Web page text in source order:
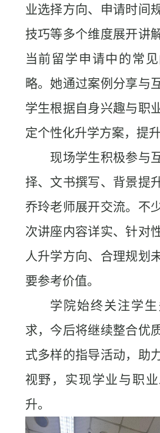
业选择方向、申请时间
技巧等多个维度展开讲
当前留学申请中的常
略。她通过案例分享与
学生根据自身兴趣与职
定个性化升学方案，提
现场学生积极参与
择、文书撰写、背景提
乔玲老师展开交流。不
次讲座内容详实、针对
人升学方向、合理规划
要参考价值。
学院始终关注学
求，今后将继续整合优
式多样的指导活动，助
视野，实现学业与职
升。